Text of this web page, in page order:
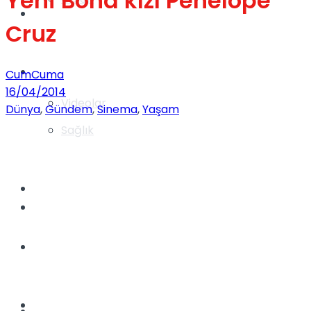
Videolar
Gündem
Yaşam
Sağlık
Cruz
CumCuma
16/04/2014
Dünya,Gündem,Sinema,Yaşam